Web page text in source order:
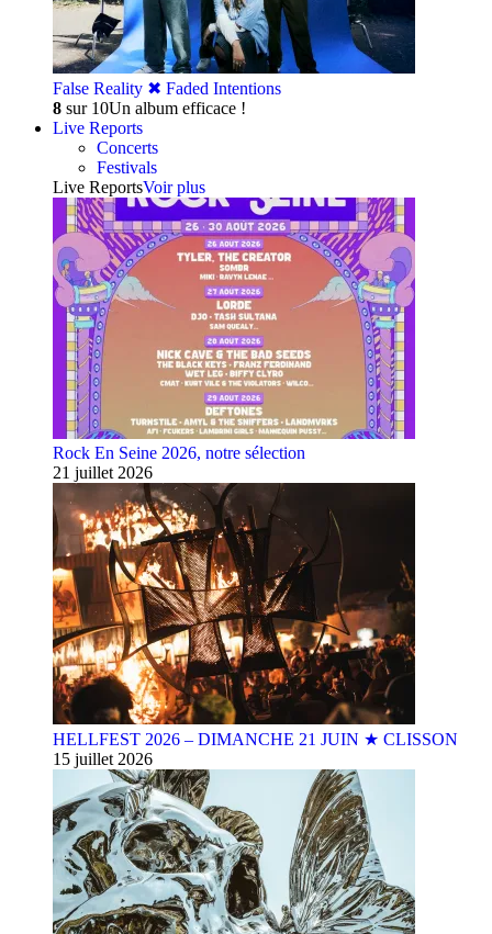
False Reality ✖︎ Faded Intentions
8 sur 10Un album efficace !
Live Reports
Concerts
Festivals
Live ReportsVoir plus
Rock En Seine 2026, notre sélection
21 juillet 2026
HELLFEST 2026 – DIMANCHE 21 JUIN ★ CLISSON
15 juillet 2026